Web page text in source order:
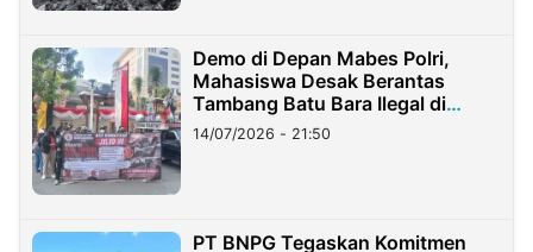
Demo di Depan Mabes Polri,
Mahasiswa Desak Berantas
Tambang Batu Bara Ilegal di
Lampung
14/07/2026 - 21:50
PT BNPG Tegaskan Komitmen